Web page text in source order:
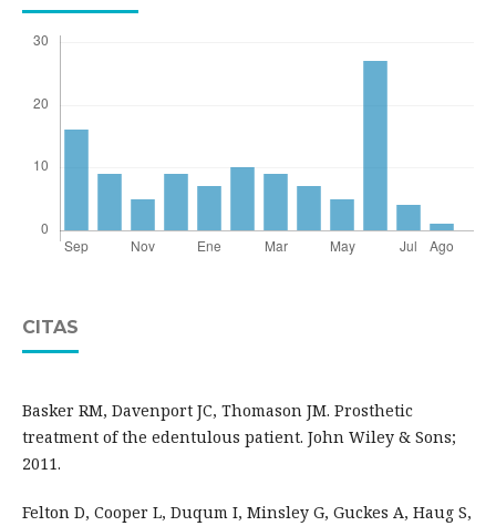
CITAS
Basker RM, Davenport JC, Thomason JM. Prosthetic
treatment of the edentulous patient. John Wiley & Sons;
2011.
Felton D, Cooper L, Duqum I, Minsley G, Guckes A, Haug S,